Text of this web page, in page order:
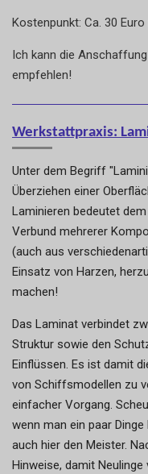
Kostenpunkt: Ca. 30
Ich kann die
empfehlen!
Werkstattpraxis:
Unter dem Begriff
Überziehen einer
Laminieren bedeutet
Verbund mehrerer
(auch aus
Einsatz von Harzen,
machen!
Das Laminat verbindet
Struktur sowie den
Einflüssen. Es ist damit
von Schiffsmodellen zu
einfacher Vorgang.
wenn man ein paar
auch hier den Meister.
Hinweise, damit